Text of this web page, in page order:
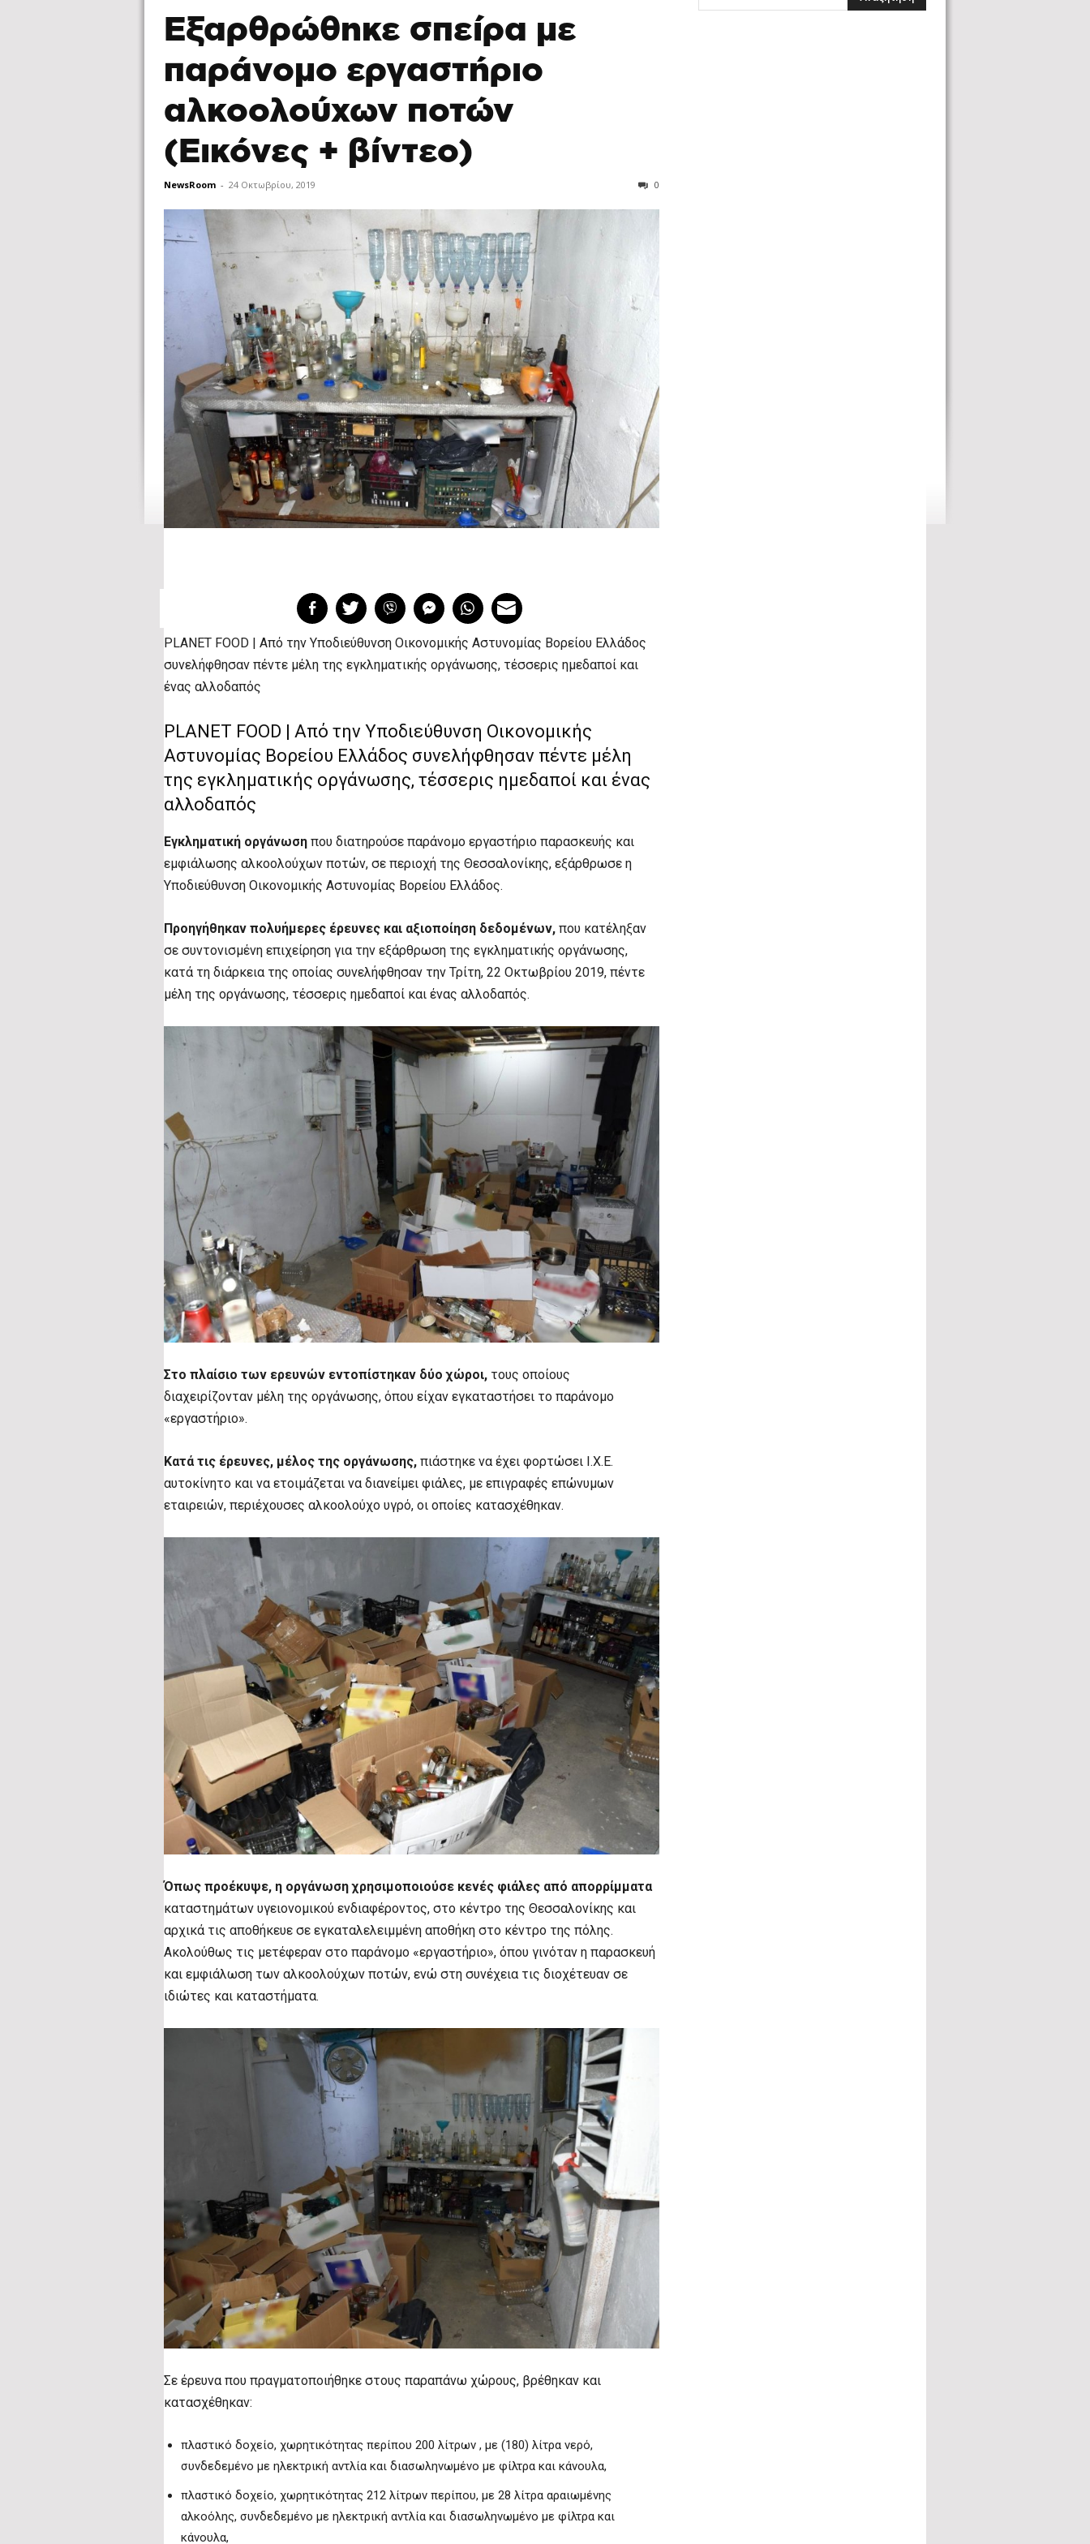
Εξαρθρώθηκε σπείρα με
παράνομο εργαστήριο
αλκοολούχων ποτών
(Εικόνες + βίντεο)
NewsRoom - 24 Οκτωβρίου, 2019 0
PLANET FOOD | Από την Υποδιεύθυνση Οικονομικής Αστυνομίας Βορείου Ελλάδος
συνελήφθησαν πέντε μέλη της εγκληματικής οργάνωσης, τέσσερις ημεδαποί και
ένας αλλοδαπός
PLANET FOOD | Από την Υποδιεύθυνση Οικονομικής
Αστυνομίας Βορείου Ελλάδος συνελήφθησαν πέντε μέλη
της εγκληματικής οργάνωσης, τέσσερις ημεδαποί και ένας
αλλοδαπός
Εγκληματική οργάνωση που διατηρούσε παράνομο εργαστήριο παρασκευής και
εμφιάλωσης αλκοολούχων ποτών, σε περιοχή της Θεσσαλονίκης, εξάρθρωσε η
Υποδιεύθυνση Οικονομικής Αστυνομίας Βορείου Ελλάδος.
Προηγήθηκαν πολυήμερες έρευνες και αξιοποίηση δεδομένων, που κατέληξαν
σε συντονισμένη επιχείρηση για την εξάρθρωση της εγκληματικής οργάνωσης,
κατά τη διάρκεια της οποίας συνελήφθησαν την Τρίτη, 22 Οκτωβρίου 2019, πέντε
μέλη της οργάνωσης, τέσσερις ημεδαποί και ένας αλλοδαπός.
Στο πλαίσιο των ερευνών εντοπίστηκαν δύο χώροι, τους οποίους
διαχειρίζονταν μέλη της οργάνωσης, όπου είχαν εγκαταστήσει το παράνομο
«εργαστήριο».
Κατά τις έρευνες, μέλος της οργάνωσης, πιάστηκε να έχει φορτώσει Ι.Χ.Ε.
αυτοκίνητο και να ετοιμάζεται να διανείμει φιάλες, με επιγραφές επώνυμων
εταιρειών, περιέχουσες αλκοολούχο υγρό, οι οποίες κατασχέθηκαν.
Όπως προέκυψε, η οργάνωση χρησιμοποιούσε κενές φιάλες από απορρίμματα
καταστημάτων υγειονομικού ενδιαφέροντος, στο κέντρο της Θεσσαλονίκης και
αρχικά τις αποθήκευε σε εγκαταλελειμμένη αποθήκη στο κέντρο της πόλης.
Ακολούθως τις μετέφεραν στο παράνομο «εργαστήριο», όπου γινόταν η παρασκευή
και εμφιάλωση των αλκοολούχων ποτών, ενώ στη συνέχεια τις διοχέτευαν σε
ιδιώτες και καταστήματα.
Σε έρευνα που πραγματοποιήθηκε στους παραπάνω χώρους, βρέθηκαν και
κατασχέθηκαν:
πλαστικό δοχείο, χωρητικότητας περίπου 200 λίτρων , με (180) λίτρα νερό,
συνδεδεμένο με ηλεκτρική αντλία και διασωληνωμένο με φίλτρα και κάνουλα,
πλαστικό δοχείο, χωρητικότητας 212 λίτρων περίπου, με 28 λίτρα αραιωμένης
αλκοόλης, συνδεδεμένο με ηλεκτρική αντλία και διασωληνωμένο με φίλτρα και
κάνουλα,